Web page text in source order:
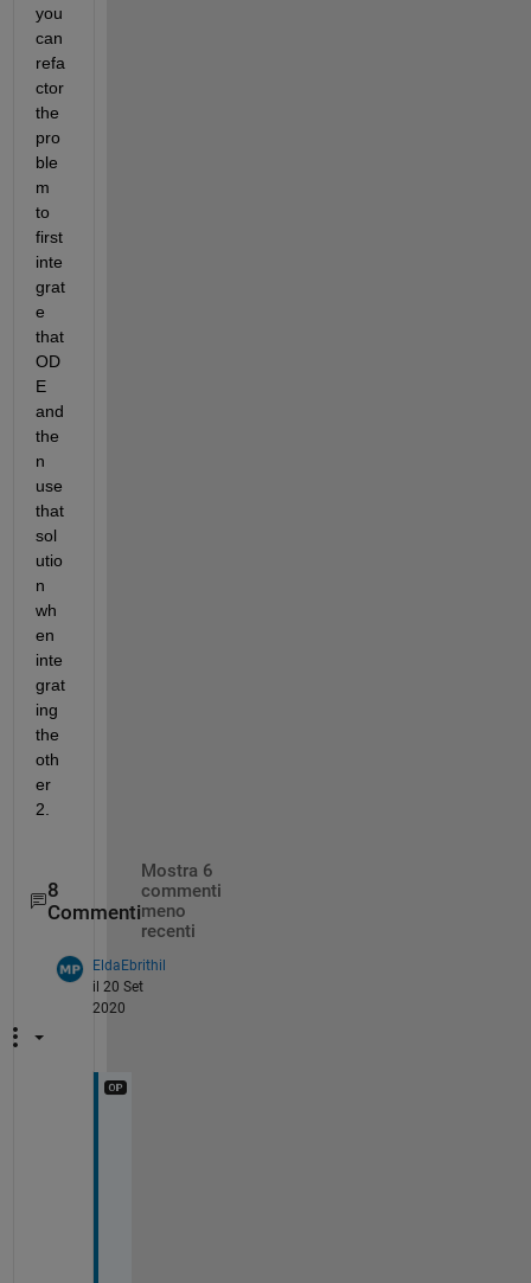
you
can
refa
ctor
the
pro
ble
m
to
first
inte
grat
e
that
OD
E
and
the
n
use
that
sol
utio
n
wh
en
inte
grat
ing
the
oth
er
2.
8
Commenti
Mostra 6
commenti
meno
recenti
EldaEbrithil
il 20 Set
2020